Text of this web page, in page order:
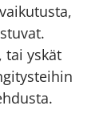
tai yskät